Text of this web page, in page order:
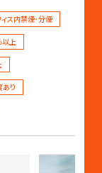
ィス内禁煙･分煙
以上
り